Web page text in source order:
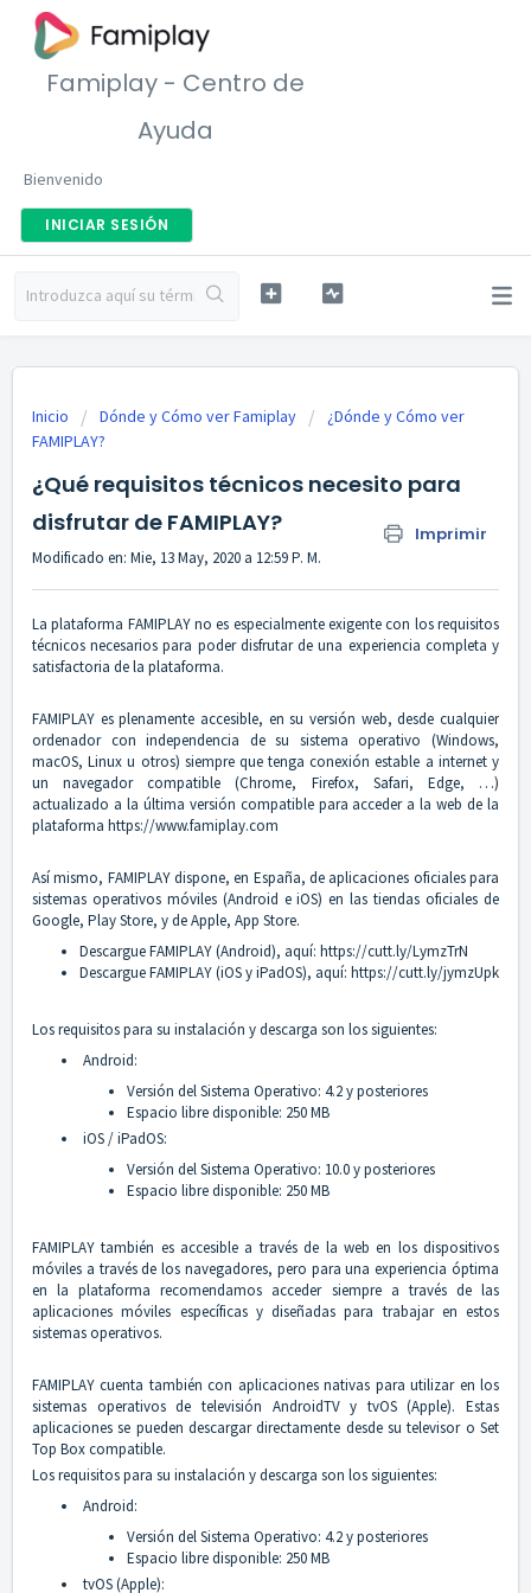
Famiplay - Centro de
Ayuda
Bienvenido
INICIAR SESIÓN
Inicio Dónde y Cómo ver Famiplay
¿Dónde y Cómo ver
FAMIPLAY?
¿Qué requisitos técnicos necesito para
disfrutar de FAMIPLAY?
Imprimir
Modificado en: Mie, 13 May, 2020 a 12:59 P. M.
La plataforma FAMIPLAY no es especialmente exigente con los requisitos
técnicos necesarios para poder disfrutar de una experiencia completa y
satisfactoria de la plataforma.
FAMIPLAY es plenamente accesible, en su versión web, desde cualquier
ordenador con independencia de su sistema operativo (Windows,
macOS, Linux u otros) siempre que tenga conexión estable a internet y
un navegador compatible (Chrome, Firefox, Safari, Edge, …)
actualizado a la última versión compatible para acceder a la web de la
plataforma https://www.famiplay.com
Así mismo, FAMIPLAY dispone, en España, de aplicaciones oficiales para
sistemas operativos móviles (Android e iOS) en las tiendas oficiales de
Google, Play Store, y de Apple, App Store.
Descargue FAMIPLAY (Android), aquí: https://cutt.ly/LymzTrN
Descargue FAMIPLAY (iOS y iPadOS), aquí: https://cutt.ly/jymzUpk
Los requisitos para su instalación y descarga son los siguientes:
Android:
Versión del Sistema Operativo: 4.2 y posteriores
Espacio libre disponible: 250 MB
iOS / iPadOS:
Versión del Sistema Operativo: 10.0 y posteriores
Espacio libre disponible: 250 MB
FAMIPLAY también es accesible a través de la web en los dispositivos
móviles a través de los navegadores, pero para una experiencia óptima
en la plataforma recomendamos acceder siempre a través de las
aplicaciones móviles específicas y diseñadas para trabajar en estos
sistemas operativos.
FAMIPLAY cuenta también con aplicaciones nativas para utilizar en los
sistemas operativos de televisión AndroidTV y tvOS (Apple). Estas
aplicaciones se pueden descargar directamente desde su televisor o Set
Top Box compatible.
Los requisitos para su instalación y descarga son los siguientes:
Android:
Versión del Sistema Operativo: 4.2 y posteriores
Espacio libre disponible: 250 MB
tvOS (Apple):